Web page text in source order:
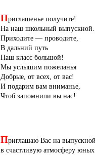
Приглашенье получите!
На наш школьный выпускной.
Приходите — проводите,
В дальний путь
Наш класс большой!
Мы услышим пожеланья
Добрые, от всех, от вас!
И подарим вам вниманье,
Чтоб запомнили вы нас!
Приглашаю Вас на
в счастливую атмосферу